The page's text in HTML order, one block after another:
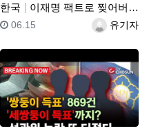
한국 이재명 팩트로 찢어버리는 중학생
등록자유기자
등록일
06.15